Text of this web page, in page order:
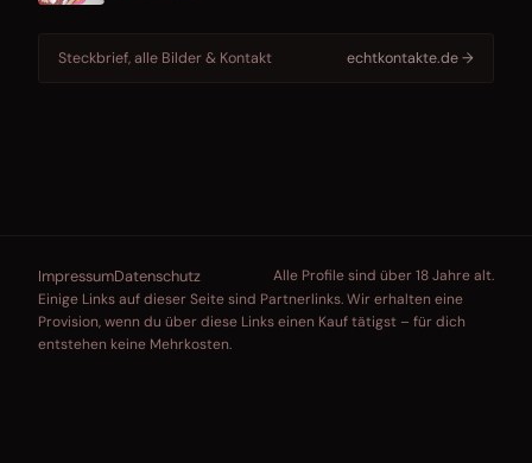
Steckbrief, alle Bilder & Kontakt echtkontakte.de →
ImpressumDatenschutz
Alle Profile sind über 18 Jahre alt.
Einige Links auf dieser Seite sind Partnerlinks. Wir erhalten eine
Provision, wenn du über diese Links einen Kauf tätigst – für dich
entstehen keine Mehrkosten.